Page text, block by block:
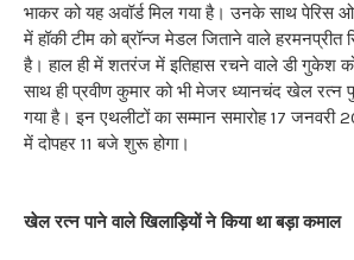
भाकर को यह अवॉर्ड मिल गया है। उनके साथ पेरिस
में हॉकी टीम को ब्रॉन्ज मेडल जिताने वाले हरमनप्रीत
है। हाल ही में शतरंज में इतिहास रचने वाले डी गुकेश को
साथ ही प्रवीण कुमार को भी मेजर ध्यानचंद खेल रत्न
गया है। इन एथलीटों का सम्मान समारोह 17 जनवरी
में दोपहर 11 बजे शुरू होगा।
खेल रत्न पाने वाले खिलाड़ियों ने किया था बड़ा कमाल